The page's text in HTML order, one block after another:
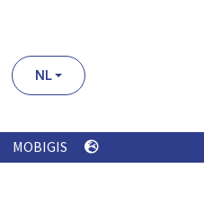
NL
MOBIGIS